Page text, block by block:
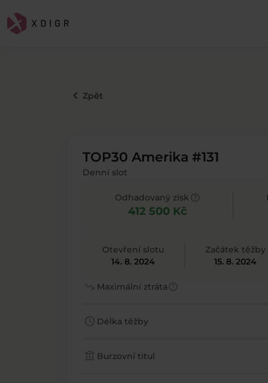
keyboard_arrow_left Zpět
TOP30 Amerika #131
Denní slot
Odhadovaný zisk
412 500 Kč
Otevření slotu
14. 8. 2024
Začátek těžby
15. 8. 2024
trending_down Maximální ztrátahelp
schedule Délka těžby
account_balance Burzovní titul